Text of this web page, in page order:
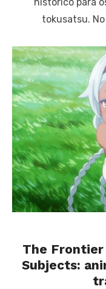
tokusatsu.
The
Subjects: